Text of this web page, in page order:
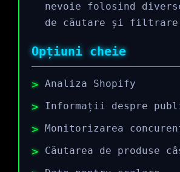
nevoie folosind
de căutare și
Opțiuni cheie
Analiza Shopify
Informații despre
Monitorizarea
Căutarea de produse